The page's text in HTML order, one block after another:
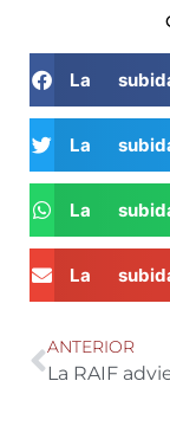
La
La
La
La
ANTERIOR